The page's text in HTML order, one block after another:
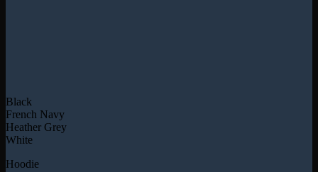
Black
French Navy
Heather Grey
White
Hoodie